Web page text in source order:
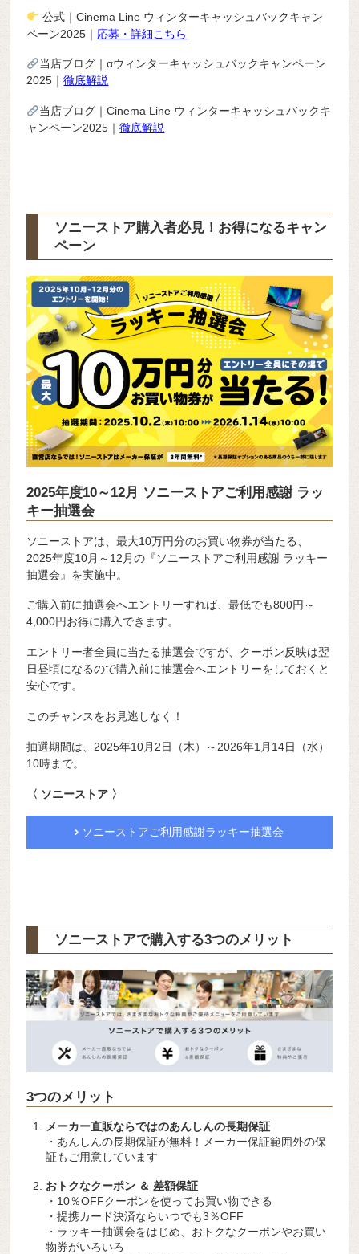
公式｜Cinema Line ウィンターキャッシュバックキャン
ペーン2025｜ 応募・詳細こちら
当店ブログ｜αウィンターキャッシュバックキャンペーン
2025｜徹底解説
当店ブログ｜Cinema Line ウィンターキャッシュバックキ
ャンペーン2025｜徹底解説
ソニーストア購入者必見！お得になるキャン
ペーン
2025年度10～12月 ソニーストアご利用感謝 ラッ
キー抽選会
ソニーストアは、最大10万円分のお買い物券が当たる、
2025年度10月～12月の『ソニーストアご利用感謝 ラッキー
抽選会』を実施中。
ご購入前に抽選会へエントリーすれば、最低でも800円～
4,000円お得に購入できます。
エントリー者全員に当たる抽選会ですが、クーポン反映は翌
日昼頃になるので購入前に抽選会へエントリーをしておくと
安心です。
このチャンスをお見逃しなく！
抽選期間は、2025年10月2日（木）～2026年1月14日（水）
10時まで。
〈 ソニーストア 〉
ソニーストアご利用感謝ラッキー抽選会
ソニーストアで購入する3つのメリット
3つのメリット
メーカー直販ならではのあんしんの長期保証
・あんしんの長期保証が無料！メーカー保証範囲外の保
証もご用意しています
おトクなクーポン ＆ 差額保証
・10％OFFクーポンを使ってお買い物できる
・提携カード決済ならいつでも3％OFF
・ラッキー抽選会をはじめ、おトクなクーポンやお買い
物券がいろいろ